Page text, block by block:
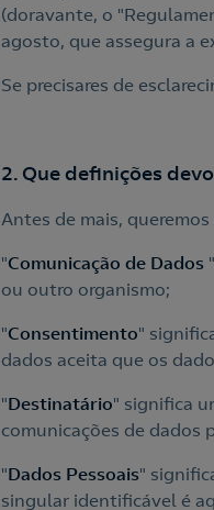
(doravante, o
agosto, que assegura a
Se precisares de
2. Que definições
Antes de mais,
"Comunicação de Dados
ou outro organismo;
"Consentimento"
dados aceita que os
"Destinatário" significa
comunicações de dados
"Dados Pessoais"
singular identificável é